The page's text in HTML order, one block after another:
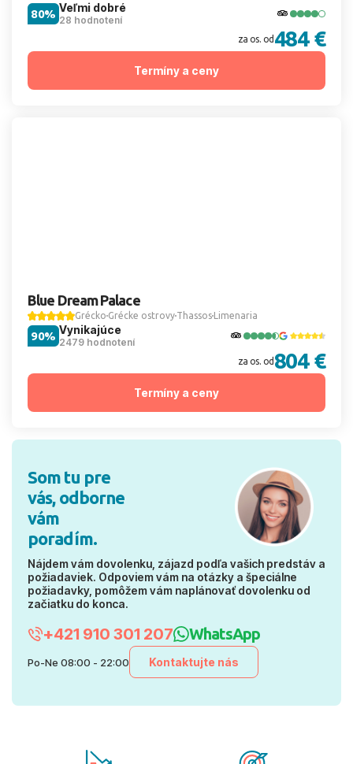
Veľmi dobré
28 hodnotení
80%
za os. od 484 €
Termíny a ceny
Blue Dream Palace
Grécko Grécke ostrovy Thassos Limenaria
Vynikajúce
2479 hodnotení
90%
za os. od 804 €
Termíny a ceny
Som tu pre
vás, odborne
vám
poradím.
Nájdem vám dovolenku, zájazd podľa vašich predstáv a
požiadaviek. Odpoviem vám na otázky a špeciálne
požiadavky, pomôžem vám naplánovať dovolenku od
začiatku do konca.
+421 910 301 207 WhatsApp
Po-Ne 08:00 - 22:00 Kontaktujte nás